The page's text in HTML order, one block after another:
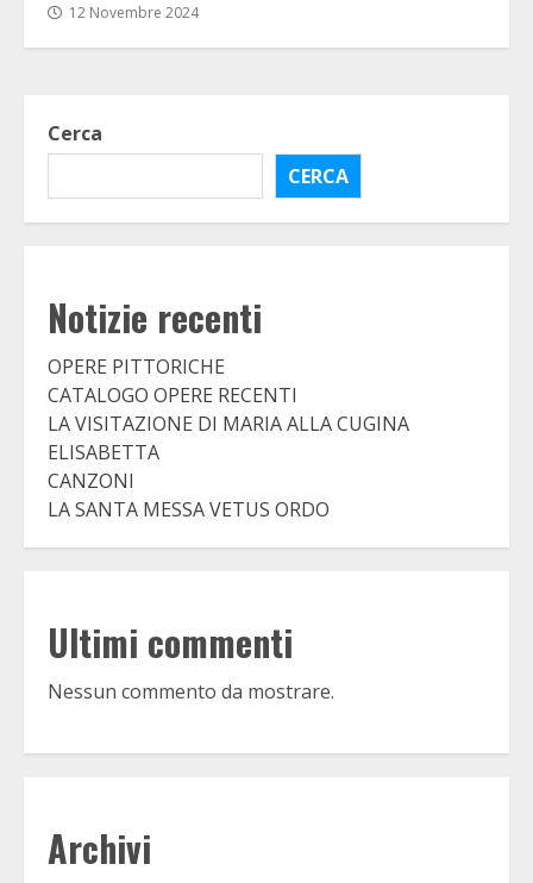
12 Novembre 2024
Cerca
CERCA
Notizie recenti
OPERE PITTORICHE
CATALOGO OPERE RECENTI
LA VISITAZIONE DI MARIA ALLA CUGINA
ELISABETTA
CANZONI
LA SANTA MESSA VETUS ORDO
Ultimi commenti
Nessun commento da mostrare.
Archivi